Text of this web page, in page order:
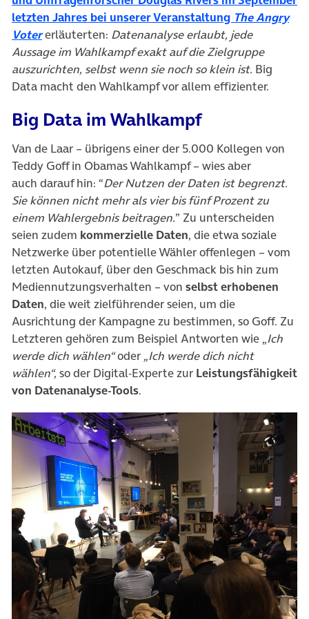
letzten Jahres bei unserer Veranstaltung The Angry
Votererläuterten: Datenanalyse erlaubt, jede
Aussage im Wahlkampf exakt auf die Zielgruppe
auszurichten, selbst wenn sie noch so klein ist. Big
Data macht den Wahlkampf vor allem effizienter.
Big Data im Wahlkampf
Van de Laar – übrigens einer der 5.000 Kollegen von
Teddy Goff in Obamas Wahlkampf – wies aber
auch darauf hin: “Der Nutzen der Daten ist begrenzt.
Sie können nicht mehr als vier bis fünf Prozent zu
einem Wahlergebnis beitragen.” Zu unterscheiden
seien zudem kommerzielle Daten, die etwa soziale
Netzwerke über potentielle Wähler offenlegen – vom
letzten Autokauf, über den Geschmack bis hin zum
Mediennutzungsverhalten – von selbst erhobenen
Daten, die weit zielführender seien, um die
Ausrichtung der Kampagne zu bestimmen, so Goff. Zu
Letzteren gehören zum Beispiel Antworten wie „Ich
werde dich wählen“oder „Ich werde dich nicht
wählen“, so der Digital-Experte zur Leistungsfähigkeit
von Datenanalyse-Tools.